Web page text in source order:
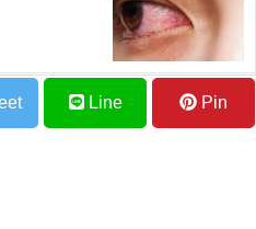
漸進式減
快速瘦身
Line Pin